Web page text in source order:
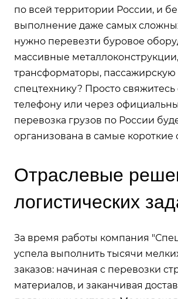
по всей территории России, и
выполнение даже самых
нужно перевезти буровое
массивные металлоконструкции,
трансформаторы, пассажирскую
спецтехнику? Просто
телефону или через
перевозка грузов по России
организована в самые короткие
Отраслевые
логистических
За время работы компания
успела выполнить тысячи
заказов: начиная с перевозки
материалов, и заканчивая